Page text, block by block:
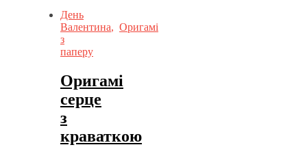
День
Валентина, Оригамі
з
паперу
Оригамі
серце
з
краваткою